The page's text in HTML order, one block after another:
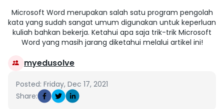
About Us
My Cart
Microsoft Word merupakan salah satu program pengolah
kata yang sudah sangat umum digunakan untuk keperluan
kuliah bahkan bekerja. Ketahui apa saja trik-trik Microsoft
Word yang masih jarang diketahui melalui artikel ini!
myedusolve
Posted: Friday, Dec 17, 2021
Share: